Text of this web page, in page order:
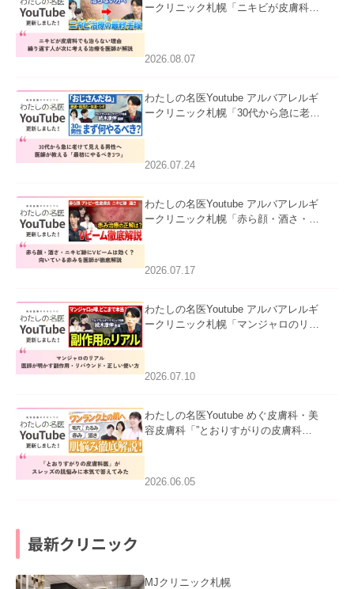
ークリニック札幌「ニキビが皮膚科で
ました。
2026.08.07
わたしの名医Youtube アルバアレルギ
ークリニック札幌「30代から急に老け
た。
2026.07.24
わたしの名医Youtube アルバアレルギ
ークリニック札幌「赤ら顔・酒さ・ニ
ました。
2026.07.17
わたしの名医Youtube アルバアレルギ
ークリニック札幌「マンジャロのリア
た。
2026.07.10
わたしの名医Youtube めぐ皮膚科・美
容皮膚科「”とおりすがりの皮膚科
2026.06.05
最新クリニック
MJクリニック札幌